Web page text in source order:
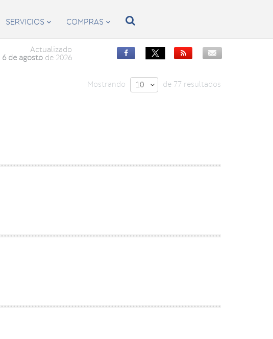
SERVICIOS  COMPRAS  
Actualizado
6 de agostode 2026


Mostrando 10  de 77 resultados